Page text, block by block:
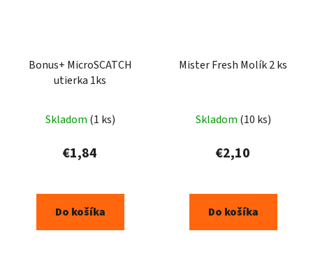
Bonus+ MicroSCATCH
utierka 1ks
Skladom (1 ks)
€1,84
Do košíka
Mister Fresh Molík 2 ks
Skladom (10 ks)
€2,10
Do košíka